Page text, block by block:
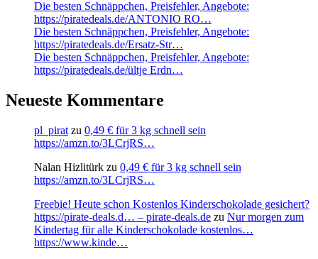
Die besten Schnäppchen, Preisfehler, Angebote:
https://piratedeals.de/ANTONIO RO…
Die besten Schnäppchen, Preisfehler, Angebote:
https://piratedeals.de/Ersatz-Str…
Die besten Schnäppchen, Preisfehler, Angebote:
https://piratedeals.de/ültje Erdn…
Neueste Kommentare
pl_pirat zu 0,49 € für 3 kg schnell sein
https://amzn.to/3LCrjRS…
Nalan Hizlitürk zu 0,49 € für 3 kg schnell sein
https://amzn.to/3LCrjRS…
Freebie! Heute schon Kostenlos Kinderschokolade gesichert?
https://pirate-deals.d… – pirate-deals.de zu Nur morgen zum
Kindertag für alle Kinderschokolade kostenlos…
https://www.kinde…